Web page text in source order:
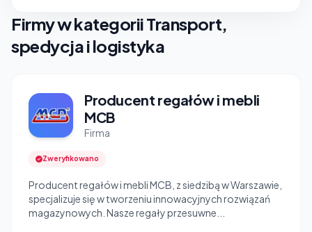
Firmy w kategorii Transport,
spedycja i logistyka
Producent regałów i mebli
MCB
Firma
Zweryfikowano
Producent regałów i mebli MCB, z siedzibą w Warszawie,
specjalizuje się w tworzeniu innowacyjnych rozwiązań
magazynowych. Nasze regały przesuwne...